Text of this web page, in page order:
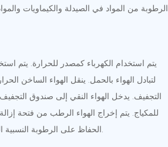
الرطوبة من المواد في الصيدلة والكيماويات
يتم استخدام الكهرباء كمصدر للحرارة. يتم
لتبادل الهواء بالحمل. ينقل الهواء الساخن
التجفيف. يدخل الهواء النقي إلى صندوق
للمكياج. يتم إخراج الهواء الرطب من فتحة